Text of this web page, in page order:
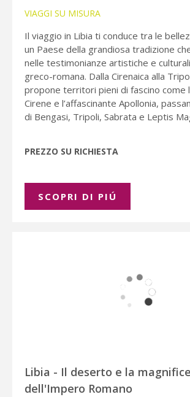
VIAGGI SU MISURA
Il viaggio in Libia ti conduce tra le
un Paese della grandiosa tradizione
nelle testimonianze artistiche e
greco-romana. Dalla Cirenaica alla
propone territori pieni di fascino come
Cirene e l’affascinante Apollonia,
di Bengasi, Tripoli, Sabrata e Leptis
PREZZO SU RICHIESTA
SCOPRI DI PIÚ
Libia - Il deserto e la
dell'Impero Romano